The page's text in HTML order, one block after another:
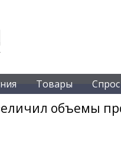
Товары Спрос
объемы